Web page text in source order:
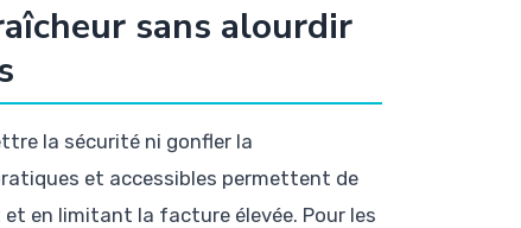
sans alourdir
la sécurité ni gonfler la
et accessibles permettent de
en limitant la facture élevée. Pour les